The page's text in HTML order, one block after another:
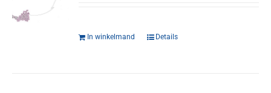
In winkelmand Details